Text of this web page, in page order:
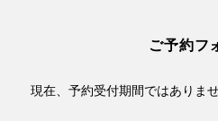
ご予約フ
現在、予約受付期間ではありませ